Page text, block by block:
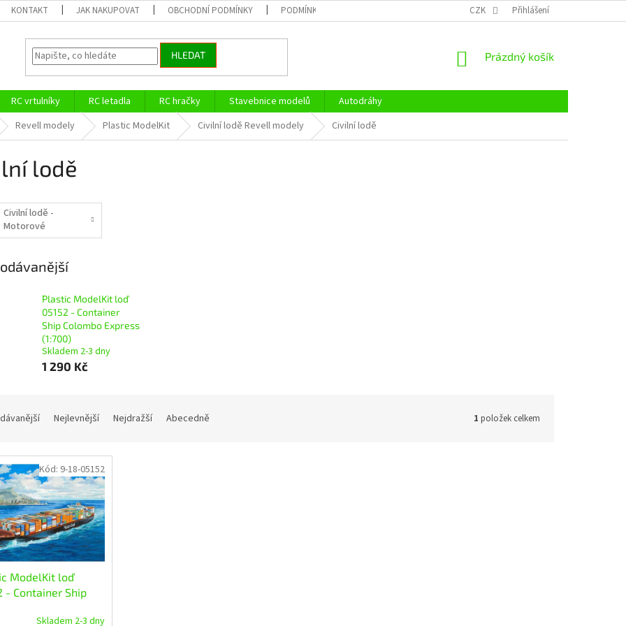
KONTAKT JAK NAKUPOVAT OBCHODNÍ PODMÍNKY PODMÍNKY OCHRANY OSOBNÍCH ÚDAJŮ CENÍK DOPRAVY
CZK Přihlášení
HLEDAT
NÁKUPNÍ
Prázdný košík
RC vrtulníky RC letadla RC hračky Stavebnice modelů
Autodráhy
Revell modely Plastic ModelKit Civilní lodě Revell modely Civilní lodě
lodě
Civilní lodě -
Motorové
Plastic ModelKit loď
05152 - Container
Ship Colombo Express
(1:700)
Skladem 2-3 dny
1 290 Kč
Nejlevnější Nejdražší Abecedně 1 položek celkem
ModelKit loď
- Container Ship
Skladem 2-3 dny
Kód: 9-18-05152